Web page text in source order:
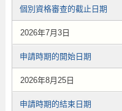
個別資格審查的截止日期
2026年7月3日
申請時期的開始日期
2026年8月25日
申請時期的結束日期